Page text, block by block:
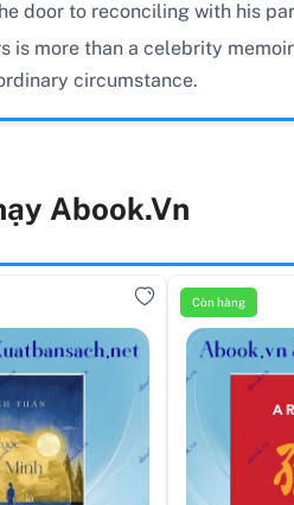
door to reconciling with his
is more than a celebrity
circumstance.
Abook.vn
Còn hàng